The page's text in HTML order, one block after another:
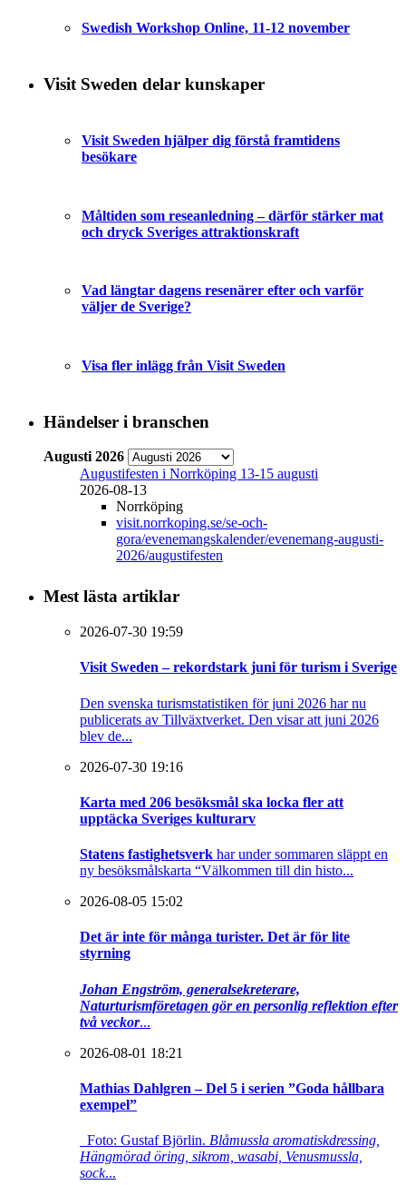
Swedish Workshop Online, 11-12 november
Visit Sweden delar kunskaper
Visit Sweden hjälper dig förstå framtidens
besökare
Måltiden som reseanledning – därför stärker mat
och dryck Sveriges attraktionskraft
Vad längtar dagens resenärer efter och varför
väljer de Sverige?
Visa fler inlägg från Visit Sweden
Händelser i branschen
Augusti 2026
Augustifesten i Norrköping 13-15 augusti
2026-08-13
Norrköping
visit.norrkoping.se/se-och-
gora/evenemangskalender/evenemang-augusti-
2026/augustifesten
Mest lästa artiklar
2026-07-30 19:59
Visit Sweden – rekordstark juni för turism i Sverige
Den svenska turismstatistiken för juni 2026 har nu
publicerats av Tillväxtverket. Den visar att juni 2026
blev de...
2026-07-30 19:16
Karta med 206 besöksmål ska locka fler att
upptäcka Sveriges kulturarv
Statens fastighetsverk har under sommaren släppt en
ny besöksmålskarta “Välkommen till din histo...
2026-08-05 15:02
Det är inte för många turister. Det är för lite
styrning
Johan Engström, generalsekreterare,
Naturturismföretagen gör en personlig reflektion efter
två veckor...
2026-08-01 18:21
Mathias Dahlgren – Del 5 i serien ”Goda hållbara
exempel”
Foto: Gustaf Björlin. Blåmussla aromatiskdressing,
Hängmörad öring, sikrom, wasabi, Venusmussla,
sock...